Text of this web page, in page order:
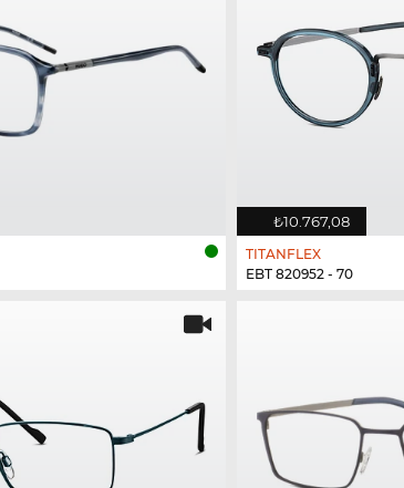
₺10.767,08
TITANFLEX
EBT 820952 - 70